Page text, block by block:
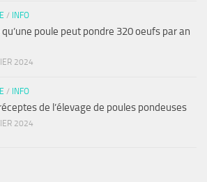
/ INFO
poule peut pondre 320 oeufs par an
2024
/ INFO
de l’élevage de poules pondeuses
2024